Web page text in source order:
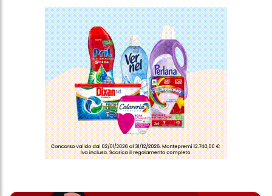
particolare sul loro periodo di conservazione, consultare le
informazioni dettagliate su ciascun cookie disponibili facendo
clic su "modifica" di seguito".
Se fai clic su "Modifica" potrai trovare maggiori informazioni sul
trattamento dei tuoi dati / sull'uso dei cookie e consentirli per uno o
più degli scopi sopra menzionati. Cliccando su "Accetta tutto",
acconsenti all'uso dei cookie e al trattamento dei tuoi dati
personali per tutte le finalità sopra indicate. Se fai clic su "Rifiuta",
verranno utilizzati solo i cookie tecnicamente necessari per fornirti
questo sito web.